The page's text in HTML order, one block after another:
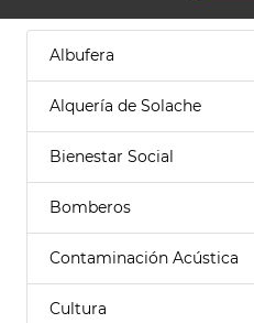
Albufera
Alquería de Solache
Bienestar Social
Bomberos
Contaminación Acústica
Cultura